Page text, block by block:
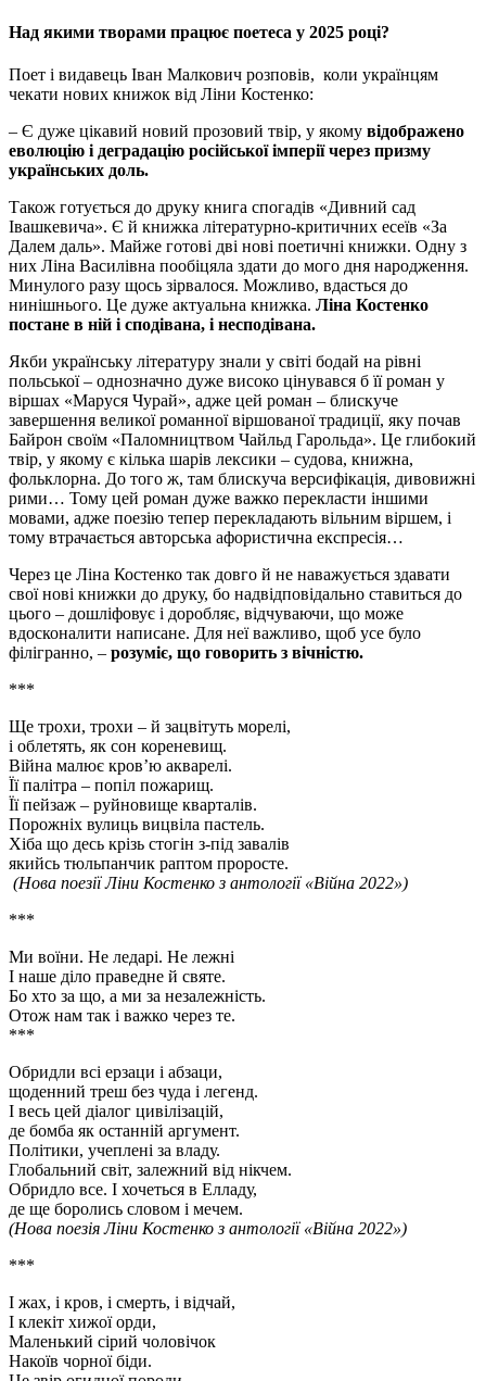
Над якими творами працює поетеса у 2025 році?
Поет і видавець Іван Малкович розповів, коли українцям
чекати нових книжок від Ліни Костенко:
– Є дуже цікавий новий прозовий твір, у якому відображено
еволюцію і деградацію російської імперії через призму
українських доль.
Також готується до друку книга спогадів «Дивний сад
Івашкевича». Є й книжка літературно-критичних есеїв «За
Далем даль». Майже готові дві нові поетичні книжки. Одну з
них Ліна Василівна пообіцяла здати до мого дня народження.
Минулого разу щось зірвалося. Можливо, вдасться до
нинішнього. Це дуже актуальна книжка. Ліна Костенко
постане в ній і сподівана, і несподівана.
Якби українську літературу знали у світі бодай на рівні
польської – однозначно дуже високо цінувався б її роман у
віршах «Маруся Чурай», адже цей роман – блискуче
завершення великої романної віршованої традиції, яку почав
Байрон своїм «Паломництвом Чайльд Гарольда». Це глибокий
твір, у якому є кілька шарів лексики – судова, книжна,
фольклорна. До того ж, там блискуча версифікація, дивовижні
рими… Тому цей роман дуже важко перекласти іншими
мовами, адже поезію тепер перекладають вільним віршем, і
тому втрачається авторська афористична експресія…
Через це Ліна Костенко так довго й не наважується здавати
свої нові книжки до друку, бо надвідповідально ставиться до
цього – дошліфовує і доробляє, відчуваючи, що може
вдосконалити написане. Для неї важливо, щоб усе було
філігранно, – розуміє, що говорить з вічністю.
***
Ще трохи, трохи – й зацвітуть морелі,
і облетять, як сон кореневищ.
Війна малює кров’ю акварелі.
Її палітра – попіл пожарищ.
Її пейзаж – руйновище кварталів.
Порожніх вулиць вицвіла пастель.
Хіба що десь крізь стогін з-під завалів
якийсь тюльпанчик раптом проросте.
(Нова поезії Ліни Костенко з антології «Війна 2022»)
***
Ми воїни. Не ледарі. Не лежні
І наше діло праведне й святе.
Бо хто за що, а ми за незалежність.
Отож нам так і важко через те.
***
Обридли всі ерзаци і абзаци,
щоденний треш без чуда і легенд.
І весь цей діалог цивілізацій,
де бомба як останній аргумент.
Політики, учеплені за владу.
Глобальний світ, залежний від нікчем.
Обридло все. І хочеться в Елладу,
де ще боролись словом і мечем.
(Нова поезія Ліни Костенко з антології «Війна 2022»)
***
І жах, і кров, і смерть, і відчай,
І клекіт хижої орди,
Маленький сірий чоловічок
Накоїв чорної біди.